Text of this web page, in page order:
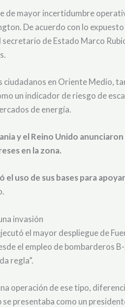
de mayor incertidumbre
De acuerdo con lo expuesto
secretario de Estado Marco
ciudadanos en Oriente Medio,
un indicador de riesgo de
de energía.
y el Reino Unido
en la zona.
uso de sus bases para
invasión
el mayor despliegue de
el empleo de bombarderos
regla”.
operación de ese tipo,
presentaba como un